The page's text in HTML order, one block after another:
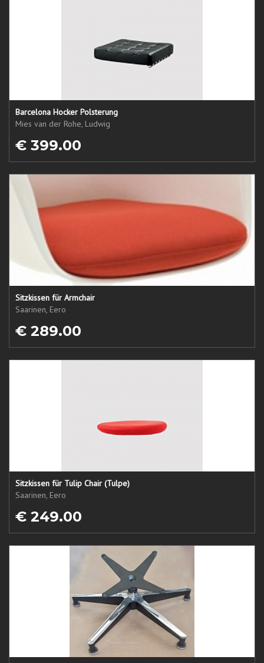
Barcelona Hocker Polsterung
Mies van der Rohe, Ludwig
€ 399.00
Sitzkissen für Armchair
Saarinen, Eero
€ 289.00
Sitzkissen für Tulip Chair (Tulpe)
Saarinen, Eero
€ 249.00